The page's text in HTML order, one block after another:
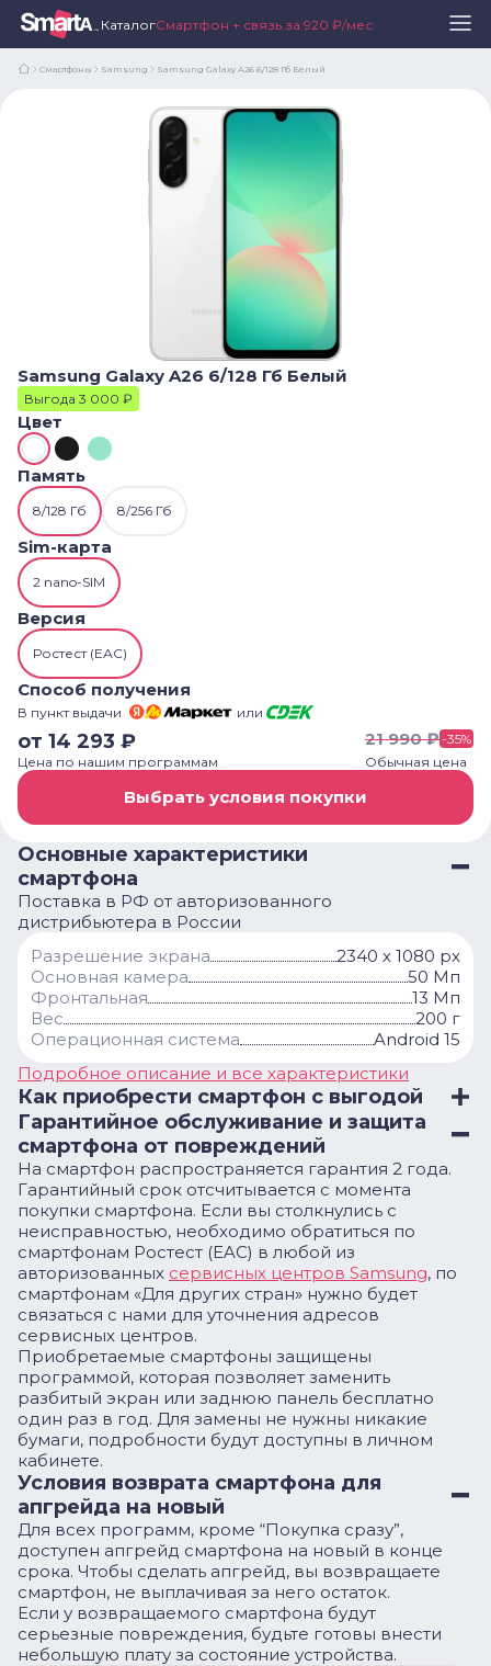
КаталогСмартфон + связь за 920 ₽/мес
Смартфоны Samsung Samsung Galaxy A26 6/128 Гб Белый
Samsung Galaxy A26 6/128 Гб Белый
Выгода 3 000 ₽
Цвет
Память
8/128 Гб 8/256 Гб
Sim-карта
2 nano-SIM
Версия
Ростест (ЕАС)
Способ получения
В пункт выдачи или
от 14 293 ₽
Цена по нашим программам
21 990₽-35%
Обычная цена
Выбрать условия покупки
Основные характеристики
смартфона
Поставка в РФ от авторизованного
дистрибьютера в России
Разрешение экрана
2340 х 1080 px
Основная камера
50 Мп
Фронтальная
13 Мп
Вес
200 г
Операционная система
Android 15
Подробное описание и все характеристики
Как приобрести смартфон с выгодой
Гарантийное обслуживание и защита
смартфона от повреждений
На смартфон распространяется гарантия 2 года.
Гарантийный срок отсчитывается с момента
покупки смартфона. Если вы столкнулись с
неисправностью, необходимо обратиться по
смартфонам Ростест (EAC) в любой из
авторизованных сервисных центров Samsung, по
смартфонам «Для других стран» нужно будет
связаться с нами для уточнения адресов
сервисных центров.
Приобретаемые смартфоны защищены
программой, которая позволяет заменить
разбитый экран или заднюю панель бесплатно
один раз в год. Для замены не нужны никакие
бумаги, подробности будут доступны в личном
кабинете.
Условия возврата смартфона для
апгрейда на новый
Для всех программ, кроме “Покупка сразу”,
доступен апгрейд смартфона на новый в конце
срока. Чтобы сделать апгрейд, вы возвращаете
смартфон, не выплачивая за него остаток.
Если у возвращаемого смартфона будут
серьезные повреждения, будьте готовы внести
небольшую плату за состояние устройства.